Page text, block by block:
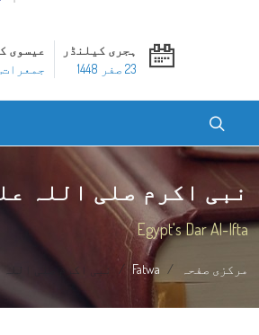
ہجری کیلنڈر
23 صفر 1448
عیسوی
جمعرات, 06 اگست 2026
نبی اکرم صلی اللہ
Egypt's Dar Al-Ifta
مرکزی صفحہ Fatwa نبی اکرم صلی اللہ